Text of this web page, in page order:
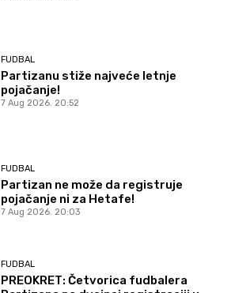
FUDBAL
Partizanu stiže najveće letnje
pojačanje!
7 Aug 2026. 20:52
FUDBAL
Partizan ne može da registruje
pojačanje ni za Hetafe!
7 Aug 2026. 20:03
FUDBAL
PREOKRET: Četvorica fudbalera